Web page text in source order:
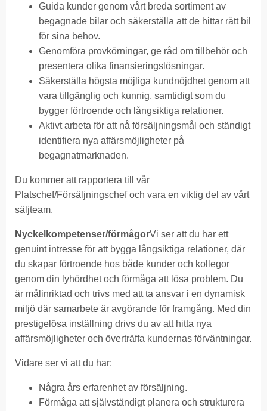
Guida kunder genom vårt breda sortiment av
begagnade bilar och säkerställa att de hittar rätt bil
för sina behov.
Genomföra provkörningar, ge råd om tillbehör och
presentera olika finansieringslösningar.
Säkerställa högsta möjliga kundnöjdhet genom att
vara tillgänglig och kunnig, samtidigt som du
bygger förtroende och långsiktiga relationer.
Aktivt arbeta för att nå försäljningsmål och ständigt
identifiera nya affärsmöjligheter på
begagnatmarknaden.
Du kommer att rapportera till vår
Platschef/Försäljningschef och vara en viktig del av vårt
säljteam.
Nyckelkompetenser/förmågorVi ser att du har ett
genuint intresse för att bygga långsiktiga relationer, där
du skapar förtroende hos både kunder och kollegor
genom din lyhördhet och förmåga att lösa problem. Du
är målinriktad och trivs med att ta ansvar i en dynamisk
miljö där samarbete är avgörande för framgång. Med din
prestigelösa inställning drivs du av att hitta nya
affärsmöjligheter och överträffa kundernas förväntningar.
Vidare ser vi att du har:
Några års erfarenhet av försäljning.
Förmåga att självständigt planera och strukturera